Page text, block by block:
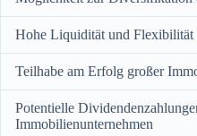
Hohe Liquidität und
Teilhabe am Erfolg großer
Potentielle
Immobilienunternehmen